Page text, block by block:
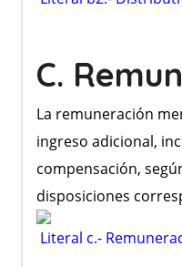
C.
La remuneración
ingreso adicional,
compensación,
disposiciones
Literal c.-